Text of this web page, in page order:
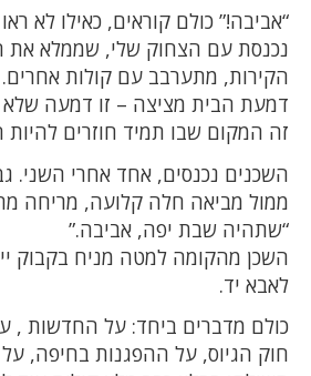
“אביבה!” כולם קוראים, כאילו לא
נכנסת עם הצחוק שלי, שממלא את
הקירות, מתערבב עם קולות אחרים.
דמעת הבית מציצה – זו דמעה שלא
זה המקום שבו תמיד חוזרים להיות
השכנים נכנסים, אחד אחרי השני.
ממול מביאה חלה קלועה, מריחה
“שתהיה שבת יפה, אביבה.”
השכן מהקומה למטה מניח בקבוק
לאבא יד.
כולם מדברים ביחד: על החדשות ,
חוק הגיוס, על ההפגנות בחיפה,